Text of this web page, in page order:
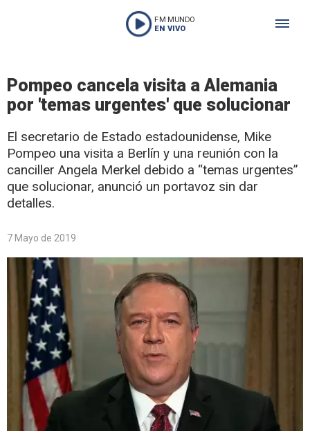
FM MUNDO
EN VIVO
Pompeo cancela visita a Alemania
por 'temas urgentes' que solucionar
El secretario de Estado estadounidense, Mike
Pompeo una visita a Berlín y una reunión con la
canciller Angela Merkel debido a “temas urgentes”
que solucionar, anunció un portavoz sin dar
detalles.
7 Mayo de 2019